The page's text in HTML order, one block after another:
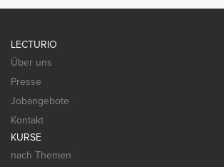
LECTURIO
Über uns
Presse
Jobangebote
Kontakt
KURSE
nach Themen